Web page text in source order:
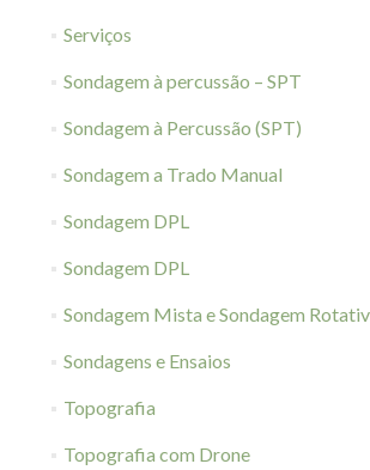
Serviços
Sondagem à percussão – SPT
Sondagem à Percussão (SPT)
Sondagem a Trado Manual
Sondagem DPL
Sondagem DPL
Sondagem Mista e Sondagem
Sondagens e Ensaios
Topografia
Topografia com Drone